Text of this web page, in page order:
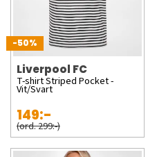
-50%
Liverpool FC
T-shirt Striped Pocket -
Vit/Svart
149:-
(ord. 299:-)